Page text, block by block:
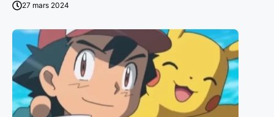
27 mars 2024